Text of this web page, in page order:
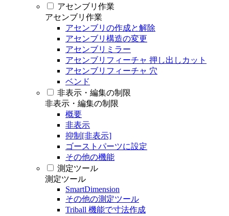
アセンブリ作業
アセンブリ作業
アセンブリの作成と解除
アセンブリ構造の変更
アセンブリミラー
アセンブリフィーチャ 押し出しカット
アセンブリフィーチャ 穴
ベンド
非表示・編集の制限
非表示・編集の制限
概要
非表示
抑制[非表示]
ゴーストパーツに設定
その他の機能
測定ツール
測定ツール
SmartDimension
その他の測定ツール
Triball 機能で寸法作成